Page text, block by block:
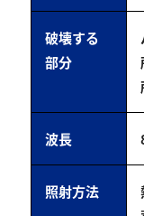
破壊する
部分
波長
照射方法